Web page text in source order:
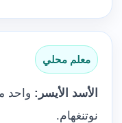
معلم محلي
الأسد الأيسر: واحد
نوتنغهام.